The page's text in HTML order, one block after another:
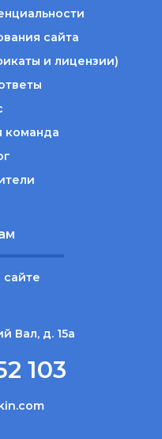
сайта
и лицензии)
команда
сайте
Вал, д. 15а
103